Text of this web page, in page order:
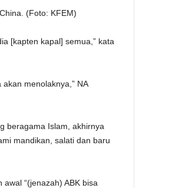
(Foto: KFEM)
[kapten kapal] semua,” kata
menolaknya,” NA
beragama Islam, akhirnya
mandikan, salati dan baru
“(jenazah) ABK bisa